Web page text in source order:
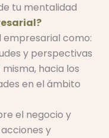
tu mentalidad
como:
y perspectivas
hacia los
en el ámbito
el negocio y
y